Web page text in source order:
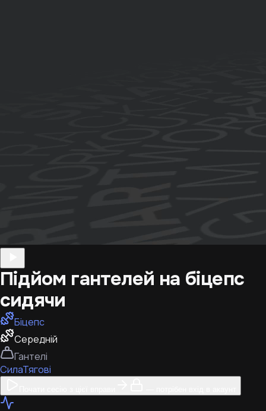
Підйом гантелей на біцепс
сидячи
Біцепс
Середній
Гантелі
СилаТягові